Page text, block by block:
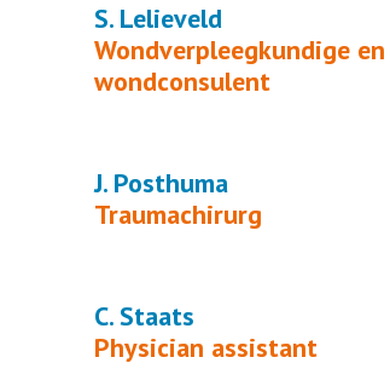
S. Lelieveld
Wondverpleegkundige en
wondconsulent
J. Posthuma
Traumachirurg
C. Staats
Physician assistant